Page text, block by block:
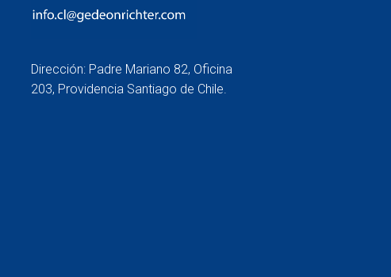
Dirección: Padre Mariano 82, Oficina
203, Providencia Santiago de Chile.